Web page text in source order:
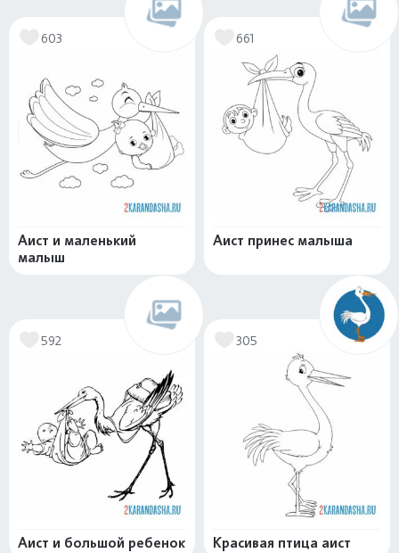
603
Аист и маленький
малыш
661
Аист принес малыша
592
Аист и большой ребенок
305
Красивая птица аист